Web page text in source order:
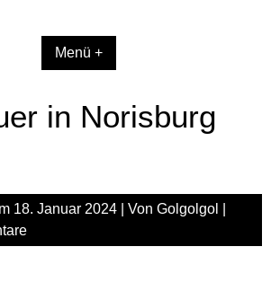
Menü +
in Norisburg
18. Januar 2024 | Von Golgolgol